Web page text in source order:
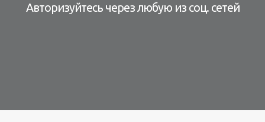
Авторизуйтесь через любую из соц. сетей